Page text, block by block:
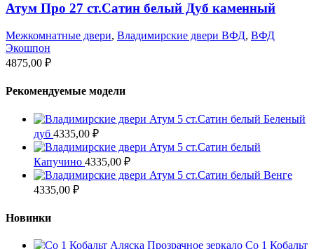
Атум Про 27 ст.Сатин белый Дуб каменный
Межкомнатные двери, Владимирские двери ВФД, ВФД
Экошпон
4875,00 ₽
Рекомендуемые модели
Атум 5 ст.Сатин белый Беленый
дуб 4335,00 ₽
Атум 5 ст.Сатин белый
Капучино 4335,00 ₽
Атум 5 ст.Сатин белый Венге
4335,00 ₽
Новинки
Co 1 Кобальт